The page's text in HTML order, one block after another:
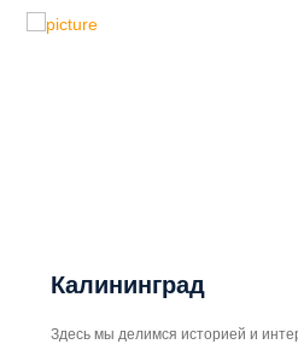
Калининград
Здесь мы делимся историей и